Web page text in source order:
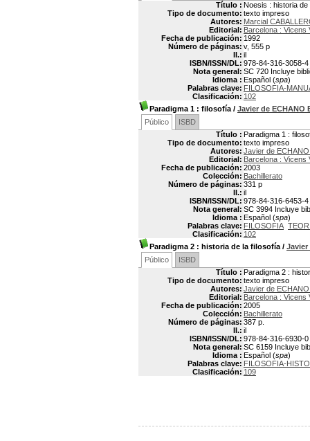
Título : Noesis : historia
Tipo de documento: texto impreso
Autores: Marcial
Editorial: Barcelona : Vicens
Fecha de publicación: 1992
Número de páginas: v, 555 p
Il.: il
ISBN/ISSN/DL: 978-84-316-3058-4
Nota general: SC 720 Incluye
Idioma : Español (spa)
Palabras clave: FILOSOFIA-
Clasificación: 102
Paradigma 1 : filosofía / Javier de ECHANO
Público
ISBD
Título : Paradigma 1 :
Tipo de documento: texto impreso
Autores: Javier de
Editorial: Barcelona : Vicens
Fecha de publicación: 2003
Colección: Bachillerato
Número de páginas: 331 p
Il.: il
ISBN/ISSN/DL: 978-84-316-6453-4
Nota general: SC 3994 Incluye
Idioma : Español (spa)
Palabras clave: FILOSOFIA
Clasificación: 102
Paradigma 2 : historia de la filosofía / Javier
Público
ISBD
Título : Paradigma 2 :
Tipo de documento: texto impreso
Autores: Javier de
Editorial: Barcelona : Vicens
Fecha de publicación: 2005
Colección: Bachillerato
Número de páginas: 387 p.
Il.: il
ISBN/ISSN/DL: 978-84-316-6930-0
Nota general: SC 6159 Incluye
Idioma : Español (spa)
Palabras clave: FILOSOFIA-
Clasificación: 109